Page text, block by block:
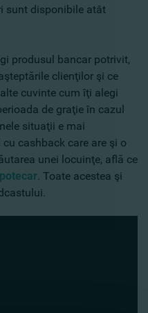
sunt disponibile atât
produsul bancar potrivit,
clienţilor şi ce
cuvinte cum îţi alegi
de graţie în cazul
situaţii e mai
cashback care are şi o
unei locuinţe, află ce
. Toate acestea şi